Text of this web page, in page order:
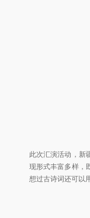
此次汇演活动，新
现形式丰富多样，
想过古诗词还可以